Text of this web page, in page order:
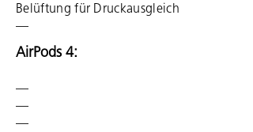
Belüf­tung für Druckausgleich
—
AirPods 4:
—
—
—